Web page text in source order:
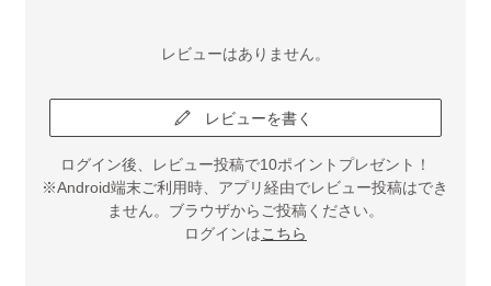
レビューはありません。
レビューを書く
ログイン後、レビュー投稿で10ポイントプレゼント！
※Android端末ご利用時、アプリ経由でレビュー投稿はでき
ません。ブラウザからご投稿ください。
ログインはこちら